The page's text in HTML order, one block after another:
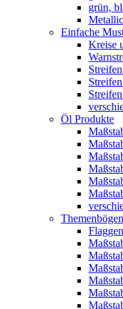
grün,
Einfache
Kreise
Öl Produkte
Themenbögen